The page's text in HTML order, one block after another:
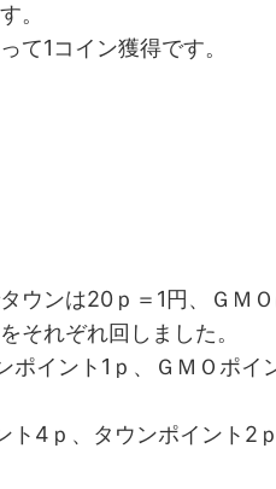
。
て1コイン獲得です。
ウンは20ｐ＝1円、ＧＭＯ
それぞれ回しました。
ポイント1ｐ、ＧＭＯポイ
4ｐ、タウンポイント2ｐ